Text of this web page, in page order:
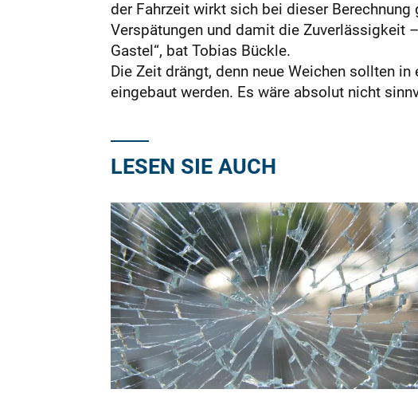
der Fahrzeit wirkt sich bei dieser
Verspätungen und damit die Zuverlässigkeit
Gastel“, bat Tobias Bückle.
Die Zeit drängt, denn neue Weichen sollten
eingebaut werden. Es wäre absolut nicht
LESEN SIE AUCH